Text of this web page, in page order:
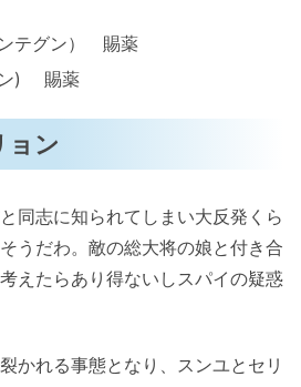
テグン） 賜薬
ン) 賜薬
ョン
同志に知られてしまい大反発くら
うだわ。敵の総大将の娘と付き合
えたらあり得ないしスパイの疑惑
かれる事態となり、スンユとセリ